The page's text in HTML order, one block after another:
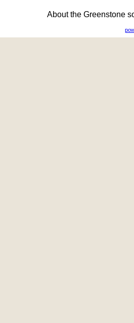
About the Greenstone